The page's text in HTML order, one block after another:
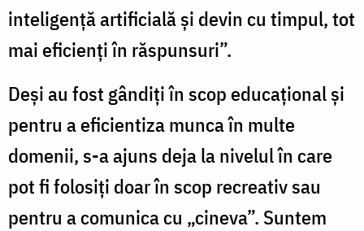
inteligență artificială și devin cu timpul, tot
mai eficienți în răspunsuri”.
Deși au fost gândiți în scop educațional și
pentru a eficientiza munca în multe
domenii, s-a ajuns deja la nivelul în care
pot fi folosiți doar în scop recreativ sau
pentru a comunica cu „cineva”. Suntem